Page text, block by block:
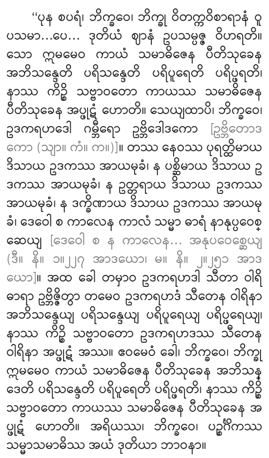
‘‘ပုန စပရံ၊ ဘိက္ခဝေ၊ ဘိက္ခု ဝိတက္ကဝိစာရာနံ ဝူ
ပသမာ…ပေ… ဒုတိယံ ဈာနံ ဥပသမ္ပဇ္ဇ ဝိဟရတိ။
သော ဣမမေဝ ကာယံ သမာဓိဇေန ပီတိသုခေန
အဘိသန္ဒေတိ ပရိသန္ဒေတိ ပရိပူရေတိ ပရိပ္ဖရတိ၊
နာဿ ကိဉ္စိ သဗ္ဗာဝတော ကာယဿ သမာဓိဇေန
ပီတိသုခေန အပ္ဖုဋံ ဟောတိ။ သေယျထာပိ၊ ဘိက္ခဝေ၊
ဥဒကရဟဒေါ ဂမ္ဘီရော ဥဗ္ဘိဒေါဒကော [ဥဗ္ဘိတောဒ
ကော (သျာ။ ကံ။ က။)]။ တဿ နေဝဿ ပုရတ္ထိမာယ
ဒိသာယ ဥဒကဿ အာယမုခံ၊ န ပစ္ဆိမာယ ဒိသာယ ဥ
ဒကဿ အာယမုခံ၊ န ဥတ္တရာယ ဒိသာယ ဥဒကဿ
အာယမုခံ၊ န ဒက္ခိဏာယ ဒိသာယ ဥဒကဿ အာယမု
ခံ၊ ဒေဝေါ စ ကာလေန ကာလံ သမ္မာ ဓာရံ နာနုပ္ပဝေစ္
ဆေယျ [ဒေဝေါ စ န ကာလေန… အနုပဝေစ္ဆေယျ
(ဒီ။ နိ။ ၁။၂၂၇ အာဒယော၊ မ။ နိ။ ၂။၂၅၁ အာဒ
ယော]။ အထ ခေါ တမှာဝ ဥဒကရဟဒါ သီတာ ဝါရိ
ဓာရာ ဥဗ္ဘိဇ္ဇိတွာ တမေဝ ဥဒကရဟဒံ သီတေန ဝါရိနာ
အဘိသန္ဒေယျ ပရိသန္ဒေယျ ပရိပူရေယျ ပရိပ္ဖရေယျ၊
နာဿ ကိဉ္စိ သဗ္ဗာဝတော ဥဒကရဟဒဿ သီတေန
ဝါရိနာ အပ္ဖုဋံ အဿ။ ဧဝမေဝံ ခေါ၊ ဘိက္ခဝေ၊ ဘိက္ခု
ဣမမေဝ ကာယံ သမာဓိဇေန ပီတိသုခေန အဘိသန္
ဒေတိ ပရိသန္ဒေတိ ပရိပူရေတိ ပရိပ္ဖရတိ၊ နာဿ ကိဉ္စိ
သဗ္ဗာဝတော ကာယဿ သမာဓိဇေန ပီတိသုခေန အ
ပ္ဖုဋံ ဟောတိ။ အရိယဿ၊ ဘိက္ခဝေ၊ ပဉ္စင်္ဂိကဿ
သမ္မာသမာဓိဿ အယံ ဒုတိယာ ဘာဝနာ။